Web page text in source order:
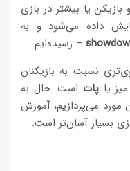
دو بازیکن یا بیشتر در بازی
داده می‌شود و به
– رسیده‌ایم.
نسبت به بازیکنان
یا پات است. حال به
مورد می‌پردازیم، آموزش
بسیار آسان‌تر است.